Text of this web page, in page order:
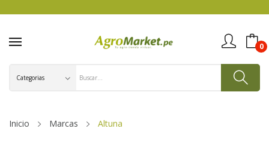
0
Inicio Marcas Altuna